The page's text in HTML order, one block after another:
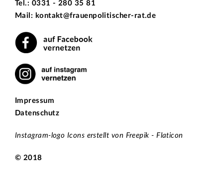
Tel.: 0331 - 280 35 81
Mail: kontakt@frauenpolitischer-rat.de
Impressum
Datenschutz
Instagram-logo Icons erstellt von Freepik - Flaticon
© 2018